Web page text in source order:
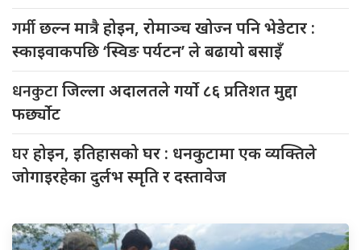
गर्मीछल्न मात्रै होइन, रोमाञ्च खोज्न पनि भेडेटार :
स्काइवाकपछि ‘स्विङ पर्यटन’ ले बढायो बसाइँ
धनकुटाजिल्ला अदालतले गर्यो ८६ प्रतिशत मुद्दा
फर्छ्योट
घरहोइन, इतिहासको घर : धनकुटामा एक व्यक्तिले
जोगाइरहेका दुर्लभ स्मृति र दस्तावेज